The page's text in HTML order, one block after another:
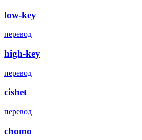
low-key
перевод
high-key
перевод
cishet
перевод
chomo